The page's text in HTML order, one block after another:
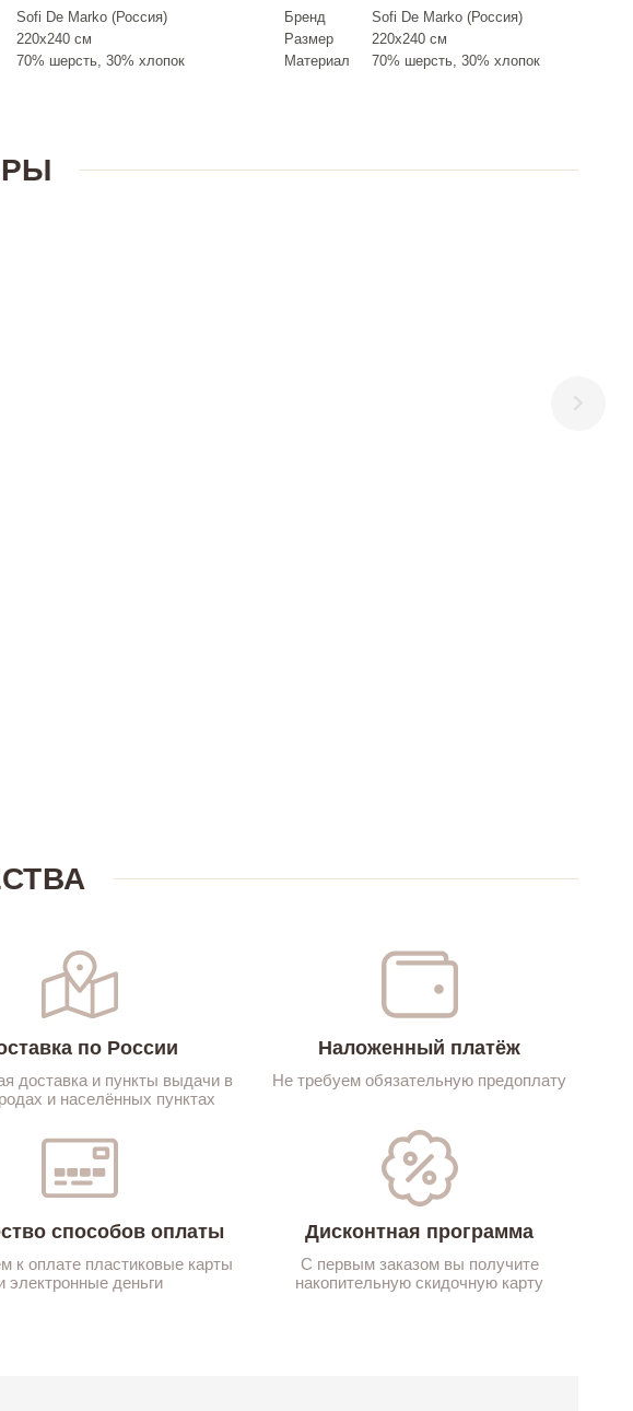
Sofi De Marko (Россия)
220х240 см
70% шерсть, 30% хлопок
Бренд
Sofi De Marko (Россия)
Размер
220х240 см
Материал
70% шерсть, 30% хлопок
по России
доставка и пункты выдачи в
и населённых пунктах
Наложенный платёж
Не требуем обязательную предоплату
способов оплаты
к оплате пластиковые карты
электронные деньги
Дисконтная программа
С первым заказом вы получите
накопительную скидочную карту